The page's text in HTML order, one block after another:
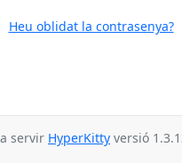
Heu oblidat la contrasenya?
servir HyperKitty versió